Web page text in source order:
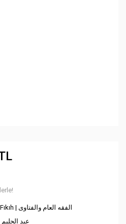
Genel Fıkıh | الفقه العام والفتاوى
عبد